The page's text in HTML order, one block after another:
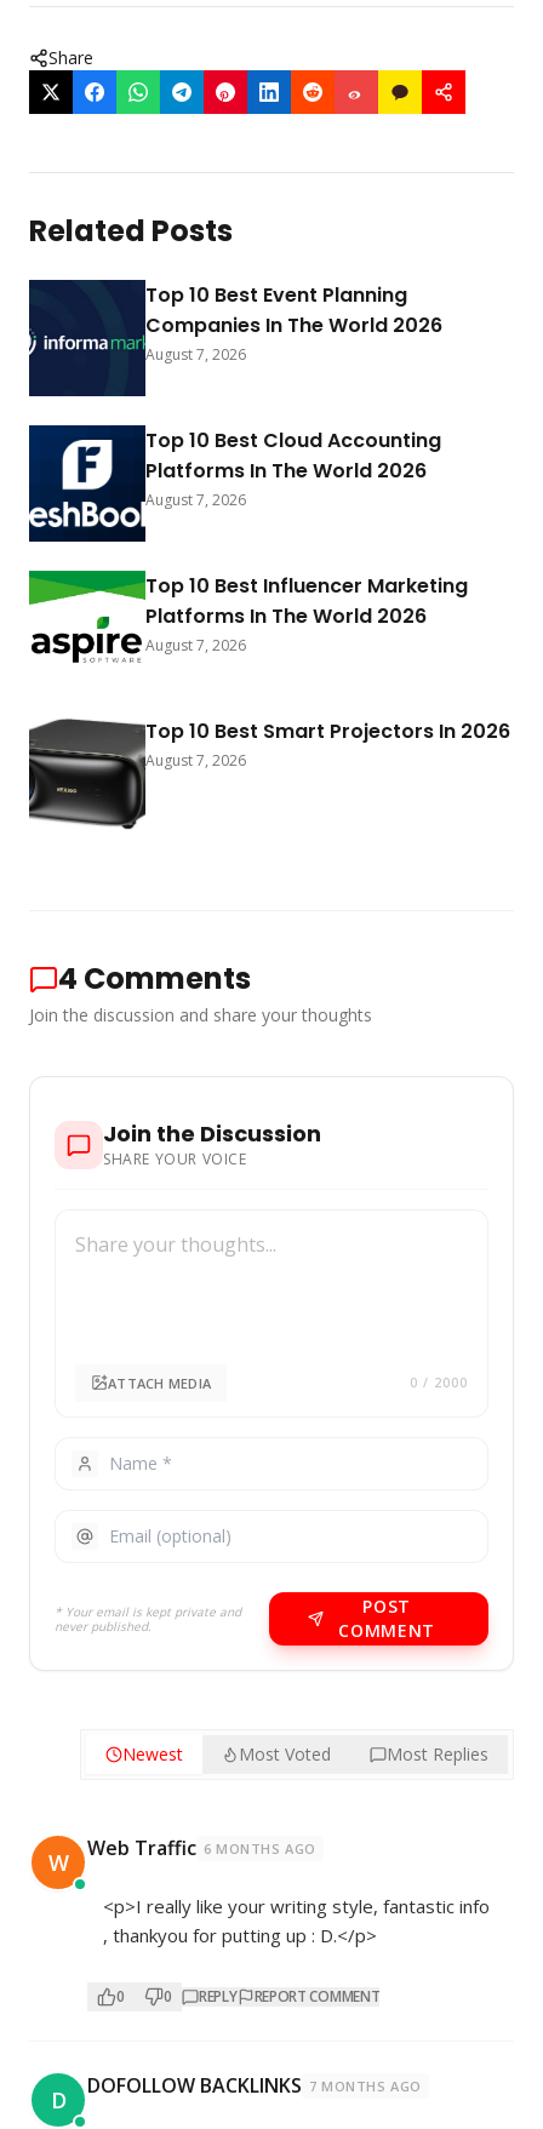
Share
Related Posts
Top 10 Best Event Planning
Companies In The World 2026
August 7, 2026
Top 10 Best Cloud Accounting
Platforms In The World 2026
August 7, 2026
Top 10 Best Influencer Marketing
Platforms In The World 2026
August 7, 2026
Top 10 Best Smart Projectors In 2026
August 7, 2026
4 Comments
Join the discussion and share your thoughts
Join the Discussion
SHARE YOUR VOICE
ATTACH MEDIA 0 / 2000
* Your email is kept private and
never published.
POST
COMMENT
Newest Most Voted Most Replies
W Web Traffic 6 MONTHS AGO
<p>I really like your writing style, fantastic info
, thankyou for putting up : D.</p>
0 0 REPLY REPORT COMMENT
D DOFOLLOW BACKLINKS 7 MONTHS AGO